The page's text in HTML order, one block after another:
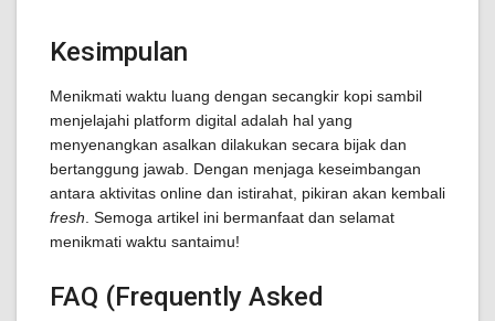
Kesimpulan
Menikmati waktu luang dengan secangkir kopi sambil
menjelajahi platform digital adalah hal yang
menyenangkan asalkan dilakukan secara bijak dan
bertanggung jawab. Dengan menjaga keseimbangan
antara aktivitas online dan istirahat, pikiran akan kembali
fresh . Semoga artikel ini bermanfaat dan selamat
menikmati waktu santaimu!
FAQ (Frequently Asked